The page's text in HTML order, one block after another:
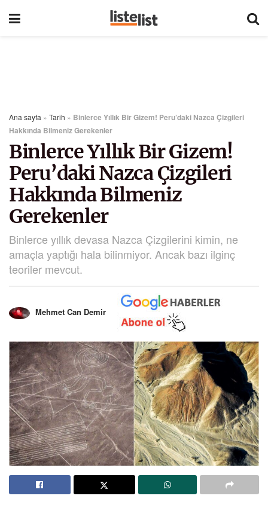
Ana sayfa » Tarih » Binlerce Yıllık Bir Gizem! Peru’daki Nazca Çizgileri
Hakkında Bilmeniz Gerekenler
Binlerce Yıllık Bir Gizem!
Peru’daki Nazca Çizgileri
Hakkında Bilmeniz
Gerekenler
Binlerce yıllık devasa Nazca Çizgilerini kimin, ne
amaçla yaptığı hala bilinmiyor. Ancak bazı ilginç
teoriler mevcut.
Mehmet Can Demir